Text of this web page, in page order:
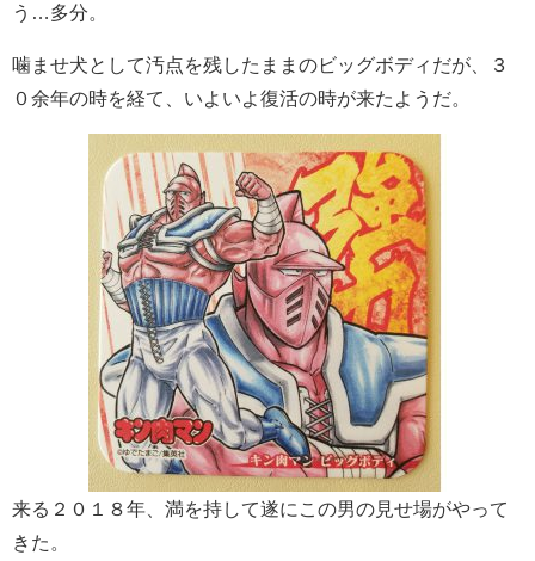
う…多分。
噛ませ犬として汚点を残したままのビッグボディだが、３
０余年の時を経て、いよいよ復活の時が来たようだ。
来る２０１８年、満を持して遂にこの男の見せ場がやって
きた。